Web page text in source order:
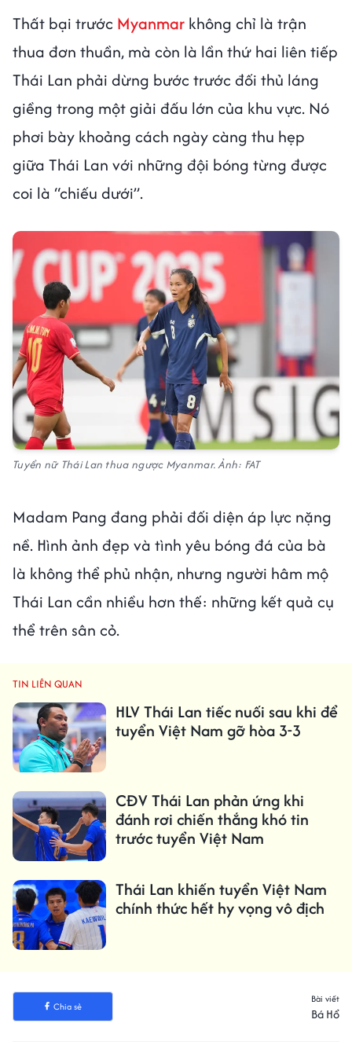
Thất bại trước Myanmar không chỉ là trận
thua đơn thuần, mà còn là lần thứ hai liên tiếp
Thái Lan phải dừng bước trước đối thủ láng
giềng trong một giải đấu lớn của khu vực. Nó
phơi bày khoảng cách ngày càng thu hẹp
giữa Thái Lan với những đội bóng từng được
coi là “chiếu dưới”.
Tuyển nữ Thái Lan thua ngược Myanmar. Ảnh: FAT
Madam Pang đang phải đối diện áp lực nặng
nề. Hình ảnh đẹp và tình yêu bóng đá của bà
là không thể phủ nhận, nhưng người hâm mộ
Thái Lan cần nhiều hơn thế: những kết quả cụ
thể trên sân cỏ.
TIN LIÊN QUAN
HLV Thái Lan tiếc nuối sau khi để
tuyển Việt Nam gỡ hòa 3-3
CĐV Thái Lan phản ứng khi
đánh rơi chiến thắng khó tin
trước tuyển Việt Nam
Thái Lan khiến tuyển Việt Nam
chính thức hết hy vọng vô địch
Chia sẻ
Bài viết
Bá Hổ